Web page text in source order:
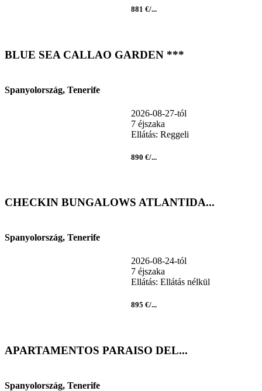
881 €/...
BLUE SEA CALLAO GARDEN ***
Spanyolország, Tenerife
2026-08-27-tól
7 éjszaka
Ellátás: Reggeli
890 €/...
CHECKIN BUNGALOWS ATLANTIDA...
Spanyolország, Tenerife
2026-08-24-tól
7 éjszaka
Ellátás: Ellátás nélkül
895 €/...
APARTAMENTOS PARAISO DEL...
Spanyolország, Tenerife